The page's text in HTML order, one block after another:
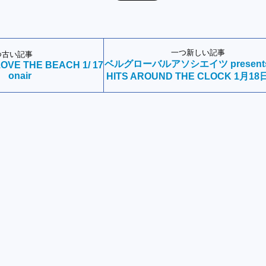
古い記事
THE BEACH 1/ 17
onair
一つ新しい記事
ベルグローバルアソシエイツ
HITS AROUND THE CLOCK 1月18